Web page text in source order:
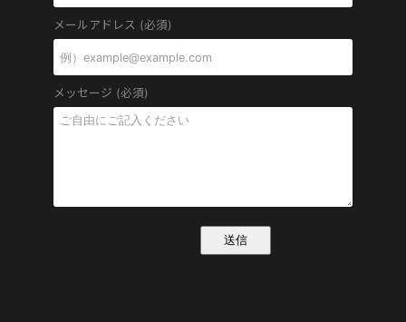
メールアドレス (必須)
メッセージ (必須)